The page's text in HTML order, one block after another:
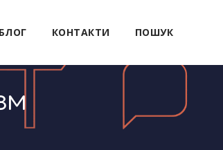
БЛОГ КОНТАКТИ ПОШУК